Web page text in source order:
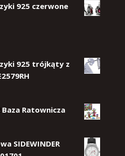
925 czerwone
925 trójkąty z
Baza Ratownicza
SIDEWINDER